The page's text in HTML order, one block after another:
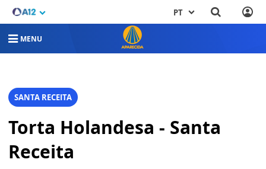
PT
MENU
SANTA RECEITA
Torta Holandesa - Santa
Receita